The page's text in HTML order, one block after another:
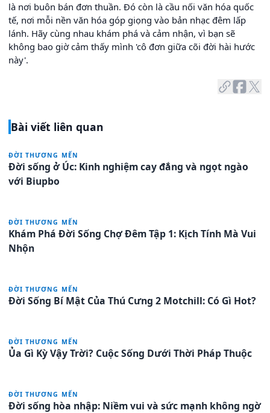
là nơi buôn bán đơn thuần. Đó còn là cầu nối văn hóa quốc
tế, nơi mỗi nền văn hóa góp giọng vào bản nhạc đêm lấp
lánh. Hãy cùng nhau khám phá và cảm nhận, vì bạn sẽ
không bao giờ cảm thấy mình 'cô đơn giữa cõi đời hài hước
này'.
Bài viết liên quan
ĐỜI THƯƠNG MẾN
Đời sống ở Úc: Kinh nghiệm cay đắng và ngọt ngào
với Biupbo
ĐỜI THƯƠNG MẾN
Khám Phá Đời Sống Chợ Đêm Tập 1: Kịch Tính Mà Vui
Nhộn
ĐỜI THƯƠNG MẾN
Đời Sống Bí Mật Của Thú Cưng 2 Motchill: Có Gì Hot?
ĐỜI THƯƠNG MẾN
Ủa Gì Kỳ Vậy Trời? Cuộc Sống Dưới Thời Pháp Thuộc
ĐỜI THƯƠNG MẾN
Đời sống hòa nhập: Niềm vui và sức mạnh không ngờ